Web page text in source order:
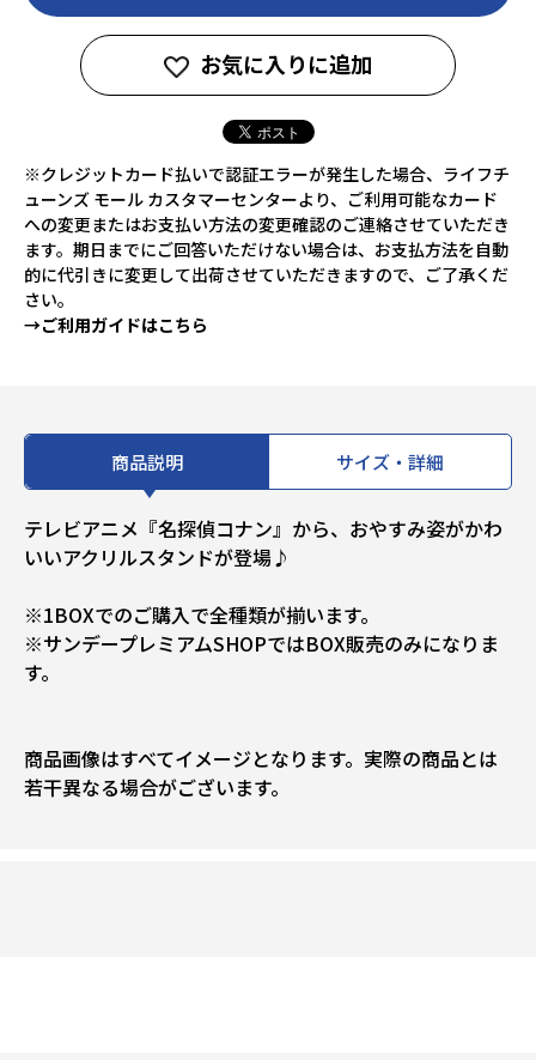
お気に入りに追加
※クレジットカード払いで認証エラーが発生した場合、ライフチ
ューンズ モール カスタマーセンターより、ご利用可能なカード
への変更またはお支払い方法の変更確認のご連絡させていただき
ます。期日までにご回答いただけない場合は、お支払方法を自動
的に代引きに変更して出荷させていただきますので、ご了承くだ
さい。
→ご利用ガイドはこちら
商品説明 サイズ・詳細
テレビアニメ『名探偵コナン』から、おやすみ姿がかわ
いいアクリルスタンドが登場♪
※1BOXでのご購入で全種類が揃います。
※サンデープレミアムSHOPではBOX販売のみになりま
す。
商品画像はすべてイメージとなります。実際の商品とは
若干異なる場合がございます。